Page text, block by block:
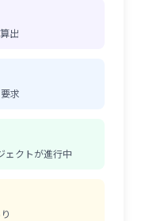
出
求
ェクトが進行中